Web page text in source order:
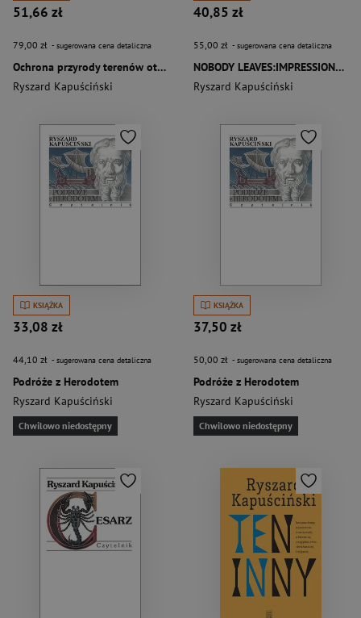
51,66 zł
79,00 zł - sugerowana cena detaliczna
Ochrona przyrody terenów otwartych Murawy, łąki, wrzosowiska, skały
Ryszard Kapuściński
40,85 zł
55,00 zł - sugerowana cena detaliczna
NOBODY LEAVES:IMPRESSIONS OF POLAND
Ryszard Kapuściński
KSIĄŻKA
33,08 zł
44,10 zł - sugerowana cena detaliczna
Podróże z Herodotem
Ryszard Kapuściński
Chwilowo niedostępny
KSIĄŻKA
37,50 zł
50,00 zł - sugerowana cena detaliczna
Podróże z Herodotem
Ryszard Kapuściński
Chwilowo niedostępny